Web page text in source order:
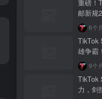
者接受 AI 代下单
TikTok Shop 爱尔兰
品牌可零门槛开店
音乐节降噪耳塞风靡
营收突破 200 万元
重磅！
邮新规
6个
TikTok
雄争霸
的内容
9个
TikTok
力，剑